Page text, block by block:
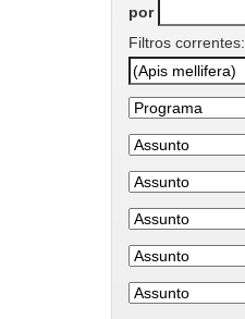
por
Filtros correntes: